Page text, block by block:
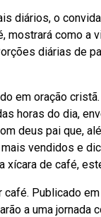
diários, o
mostrará como a
diárias de
em oração
horas do dia,
deus pai que,
vendidos e
xícara de café,
café. Publicado
a uma jornada